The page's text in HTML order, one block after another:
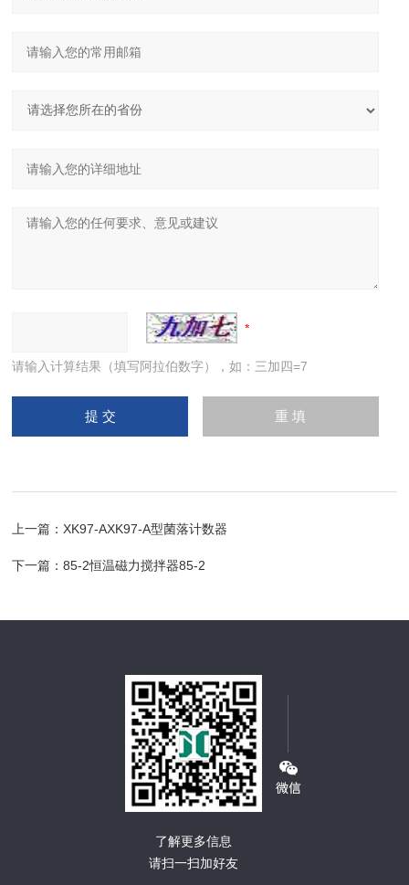
请输入计算结果（填写阿拉伯数字），如：三加四=7
上一篇：XK97-AXK97-A型菌落计数器
下一篇：85-2恒温磁力搅拌器85-2
了解更多信息
请扫一扫加好友